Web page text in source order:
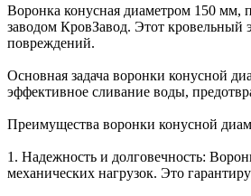
Воронка конусная диаметром 150 мм,
заводом КровЗавод. Этот кровельный
повреждений.
Основная задача воронки конусной
эффективное сливание воды,
Преимущества воронки конусной
1. Надежность и долговечность:
механических нагрузок. Это